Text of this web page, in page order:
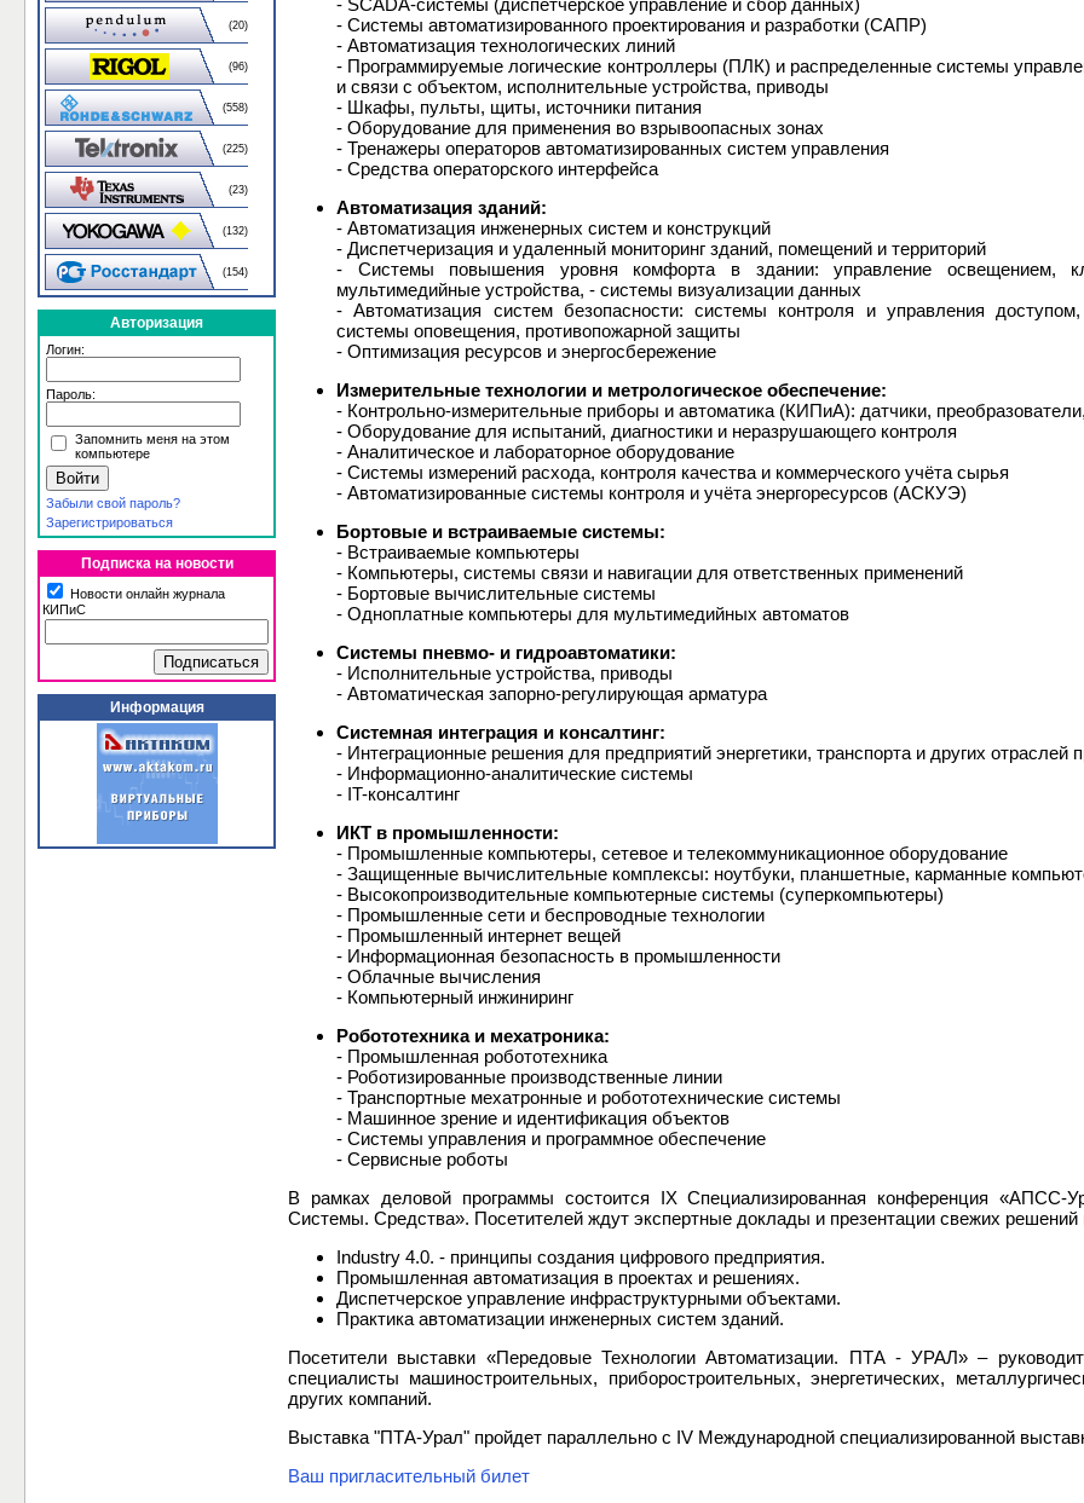
(20)
(96)
(558)
(225)
(23)
(132)
(154)
Авторизация
Логин:
Пароль:
Запомнить меня на этом
компьютере
Забыли свой пароль?
Зарегистрироваться
Подписка на новости
Новости онлайн журнала
КИПиС
Информация
- Системы автоматизированного проектирования и разработки (САПР)
- Автоматизация технологических линий
- Программируемые логические контроллеры (ПЛК) и распределенные системы
и связи с объектом, исполнительные устройства, приводы
- Шкафы, пульты, щиты, источники питания
- Оборудование для применения во взрывоопасных зонах
- Тренажеры операторов автоматизированных систем управления
- Средства операторского интерфейса
Автоматизация зданий:
- Автоматизация инженерных систем и конструкций
- Диспетчеризация и удаленный мониторинг зданий, помещений и территорий
- Системы повышения уровня комфорта в здании: управление освещением,
мультимедийные устройства, - системы визуализации данных
- Автоматизация систем безопасности: системы контроля и управления
системы оповещения, противопожарной защиты
- Оптимизация ресурсов и энергосбережение
Измерительные технологии и метрологическое обеспечение:
- Контрольно-измерительные приборы и автоматика (КИПиА): датчики,
- Оборудование для испытаний, диагностики и неразрушающего контроля
- Аналитическое и лабораторное оборудование
- Системы измерений расхода, контроля качества и коммерческого учёта сырья
- Автоматизированные системы контроля и учёта энергоресурсов (АСКУЭ)
Бортовые и встраиваемые системы:
- Встраиваемые компьютеры
- Компьютеры, системы связи и навигации для ответственных применений
- Бортовые вычислительные системы
- Одноплатные компьютеры для мультимедийных автоматов
Системы пневмо- и гидроавтоматики:
- Исполнительные устройства, приводы
- Автоматическая запорно-регулирующая арматура
Системная интеграция и консалтинг:
- Интеграционные решения для предприятий энергетики, транспорта и других отраслей
- Информационно-аналитические системы
- IT-консалтинг
ИКТ в промышленности:
- Промышленные компьютеры, сетевое и телекоммуникационное оборудование
- Защищенные вычислительные комплексы: ноутбуки, планшетные, карманные
- Высокопроизводительные компьютерные системы (суперкомпьютеры)
- Промышленные сети и беспроводные технологии
- Промышленный интернет вещей
- Информационная безопасность в промышленности
- Облачные вычисления
- Компьютерный инжиниринг
Робототехника и мехатроника:
- Промышленная робототехника
- Роботизированные производственные линии
- Транспортные мехатронные и робототехнические системы
- Машинное зрение и идентификация объектов
- Системы управления и программное обеспечение
- Сервисные роботы
В рамках деловой программы состоится IX Специализированная конференция «АПСС-
Системы. Средства». Посетителей ждут экспертные доклады и презентации свежих
Industry 4.0. - принципы создания цифрового предприятия.
Промышленная автоматизация в проектах и решениях.
Диспетчерское управление инфраструктурными объектами.
Практика автоматизации инженерных систем зданий.
Посетители выставки «Передовые Технологии Автоматизации. ПТА - УРАЛ» –
специалисты машиностроительных, приборостроительных, энергетических,
других компаний.
Выставка "ПТА-Урал" пройдет параллельно с IV Международной специализированной
Ваш пригласительный билет